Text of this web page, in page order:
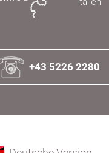
+43 5226 2280